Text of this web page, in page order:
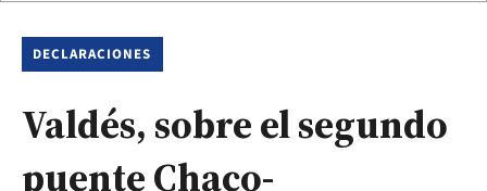
DECLARACIONES
Valdés, sobre el segundo
puente Chaco-